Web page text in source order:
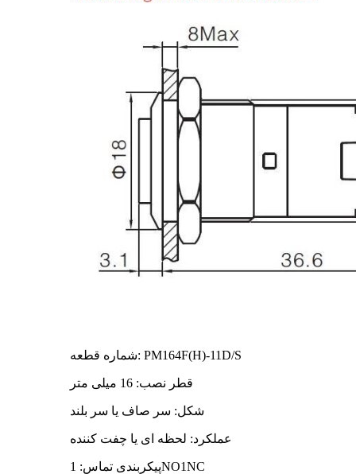
شماره قطعه: PM164F(H)-11D/S
قطر نصب: 16 میلی متر
شکل: سر صاف یا سر بلند
عملکرد: لحظه ای یا چفت کننده
پیکربندی تماس: 1NO1NC